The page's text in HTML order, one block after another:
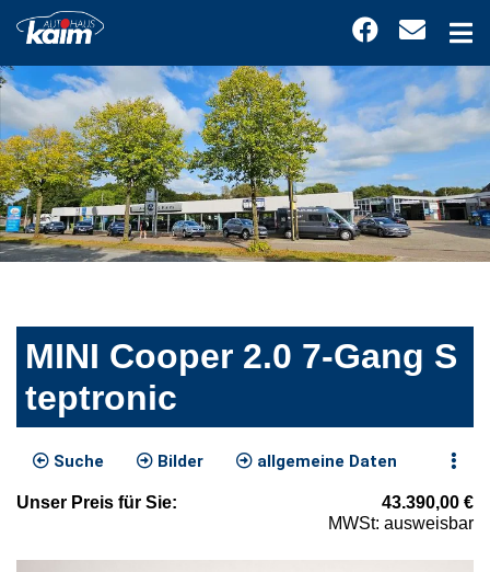
MINI Cooper 2.0 7-Gang S
teptronic
Suche Bilder allgemeine Daten
Unser Preis für Sie: 43.390,00 €
MWSt: ausweisbar